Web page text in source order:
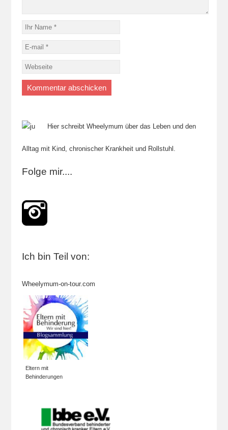
Hier schreibt Wheelymum über das Leben und den
Alltag mit Kind, chronischer Krankheit und Rollstuhl.
Folge mir....
Ich bin Teil von:
Wheelymum-on-tour.com
Eltern mit
Behinderungen